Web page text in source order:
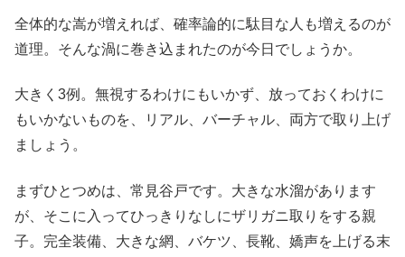
全体的な嵩が増えれば、確率論的に駄目な人も増えるのが
道理。そんな渦に巻き込まれたのが今日でしょうか。
大きく3例。無視するわけにもいかず、放っておくわけに
もいかないものを、リアル、バーチャル、両方で取り上げ
ましょう。
まずひとつめは、常見谷戸です。大きな水溜があります
が、そこに入ってひっきりなしにザリガニ取りをする親
子。完全装備、大きな網、バケツ、長靴、嬌声を上げる末